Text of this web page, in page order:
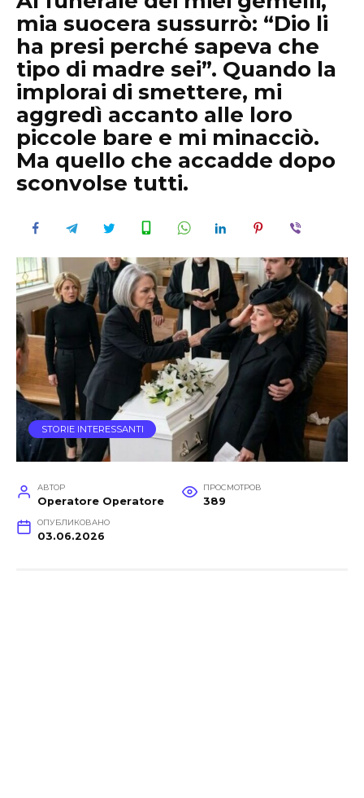
mia suocera sussurrò: “Dio li
ha presi perché sapeva che
tipo di madre sei”. Quando la
implorai di smettere, mi
aggredì accanto alle loro
piccole bare e mi minacciò.
Ma quello che accadde dopo
sconvolse tutti.
STORIE INTERESSANTI
АВТОР
Operatore Operatore
ПРОСМОТРОВ
389
ОПУБЛИКОВАНО
03.06.2026